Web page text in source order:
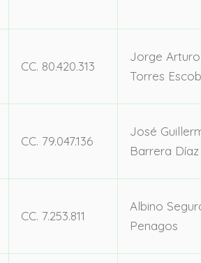
CC. 80.420.313
Jorge Arturo
Torres
CC. 79.047.136
José
Barrera Díaz
CC. 7.253.811
Albino
Penagos